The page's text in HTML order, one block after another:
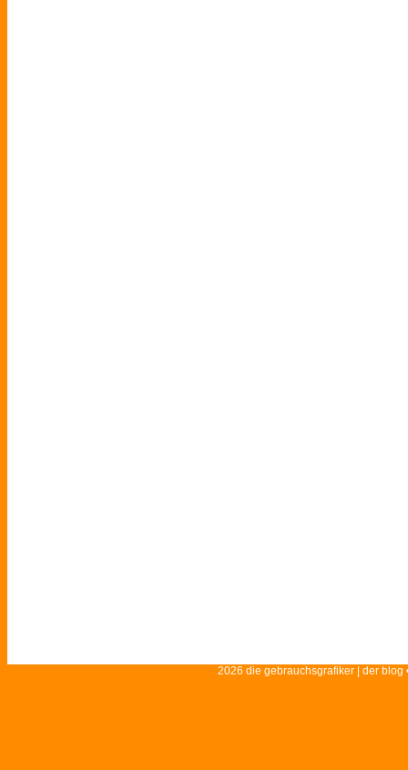
2026 die gebrauchsgrafiker | der blog